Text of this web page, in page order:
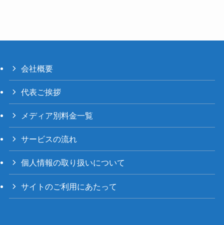
会社概要
代表ご挨拶
メディア別料金一覧
サービスの流れ
個人情報の取り扱いについて
サイトのご利用にあたって